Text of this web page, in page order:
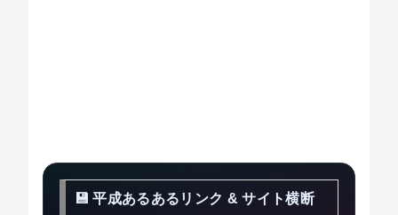
💾 平成あるあるリンク & サイト横断